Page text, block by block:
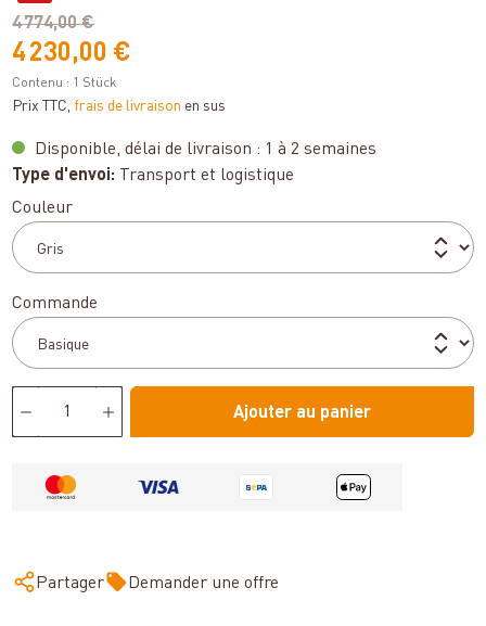
4 774,00 €
4 230,00 €
Contenu : 1 Stück
Prix TTC, frais de livraison en sus
Disponible, délai de livraison : 1 à 2 semaines
Type d'envoi: Transport et logistique
Sélectionnez
Couleur
Sélectionnez
Commande
Ajouter au panier
Partager Demander une offre